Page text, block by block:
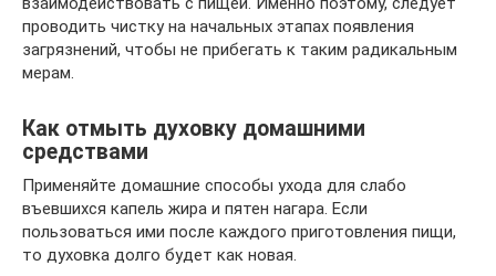
проводить чистку на начальных этапах появления
загрязнений, чтобы не прибегать к таким радикальным
мерам.
Как отмыть духовку домашними
средствами
Применяйте домашние способы ухода для слабо
въевшихся капель жира и пятен нагара. Если
пользоваться ими после каждого приготовления пищи,
то духовка долго будет как новая.